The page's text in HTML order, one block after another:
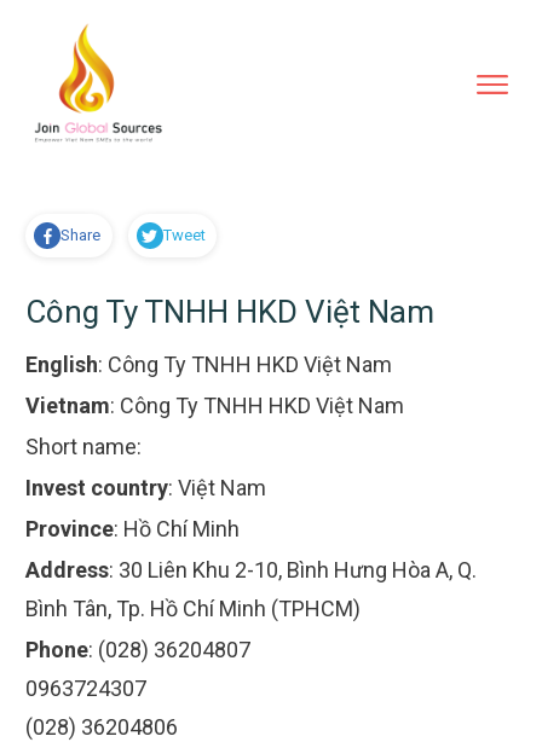
Share Tweet
Công Ty TNHH HKD Việt Nam
English: Công Ty TNHH HKD Việt Nam
Vietnam: Công Ty TNHH HKD Việt Nam
Short name:
Invest country: Việt Nam
Province: Hồ Chí Minh
Address: 30 Liên Khu 2-10, Bình Hưng Hòa A, Q.
Bình Tân, Tp. Hồ Chí Minh (TPHCM)
Phone: (028) 36204807
0963724307
(028) 36204806